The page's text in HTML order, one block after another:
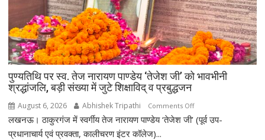
पुण्यतिथि पर स्व. तेज नारायण पाण्डेय ‘तेजेश जी’ को भावभीनी
श्रद्धांजलि, बड़ी संख्या में जुटे शिक्षाविद् व प्रबुद्धजन
August 6, 2026 Abhishek Tripathi Comments Offon
पुण्यतिथि
लखनऊ। ठाकुरगंज में स्वर्गीय तेज नारायण पाण्डेय ‘तेजेश जी’ (पूर्व उप-
प्रधानाचार्य एवं प्रवक्ता, कालीचरण इंटर कॉलेज)...